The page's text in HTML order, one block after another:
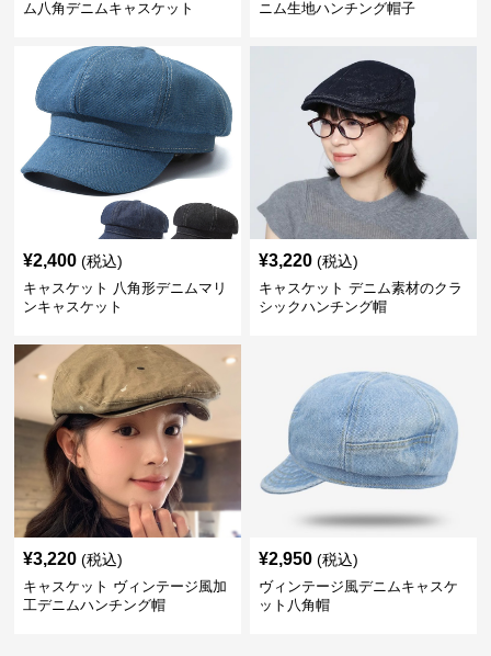
ム八角デニムキャスケット
ニム生地ハンチング帽子
¥2,400 (税込)
キャスケット 八角形デニムマリ
ンキャスケット
¥3,220 (税込)
キャスケット デニム素材のクラ
シックハンチング帽
¥3,220 (税込)
キャスケット ヴィンテージ風加
工デニムハンチング帽
¥2,950 (税込)
ヴィンテージ風デニムキャスケ
ット八角帽